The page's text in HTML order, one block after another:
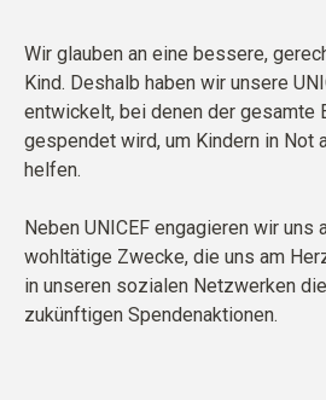
Wir glauben an eine bessere,
Kind. Deshalb haben wir unsere
entwickelt, bei denen der gesamte
gespendet wird, um Kindern in Not
helfen.
Neben UNICEF engagieren wir uns
wohltätige Zwecke, die uns am
in unseren sozialen Netzwerken
zukünftigen Spendenaktionen.